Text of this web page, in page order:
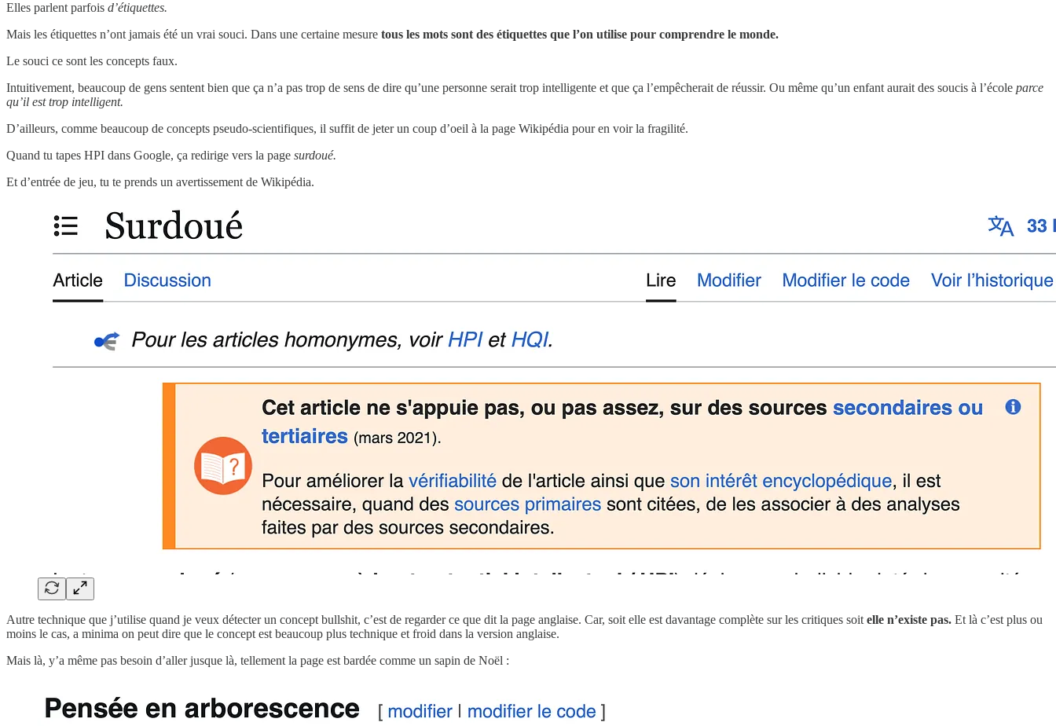
Elles parlent parfois d’étiquettes.
Mais les étiquettes n’ont jamais été un vrai souci. Dans une certaine mesure tous les mots sont des étiquettes que l’on utilise pour comprendre le monde.
Le souci ce sont les concepts faux.
Intuitivement, beaucoup de gens sentent bien que ça n’a pas trop de sens de dire qu’une personne serait trop intelligente et que ça l’empêcherait de réussir. Ou même qu’un enfant aurait des soucis à l’école parce
qu’il est trop intelligent.
D’ailleurs, comme beaucoup de concepts pseudo-scientifiques, il suffit de jeter un coup d’oeil à la page Wikipédia pour en voir la fragilité.
Quand tu tapes HPI dans Google, ça redirige vers la page surdoué.
Et d’entrée de jeu, tu te prends un avertissement de Wikipédia.
Autre technique que j’utilise quand je veux détecter un concept bullshit, c’est de regarder ce que dit la page anglaise. Car, soit elle est davantage complète sur les critiques soitelle n’existe pas. Et là c’est plus ou
moins le cas, a minima on peut dire que le concept est beaucoup plus technique et froid dans la version anglaise.
Mais là, y’a même pas besoin d’aller jusque là, tellement la page est bardée comme un sapin de Noël :